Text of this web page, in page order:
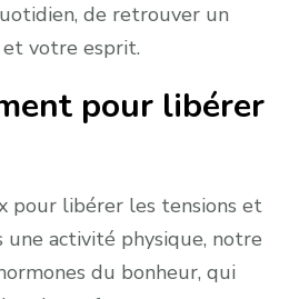
de retrouver un
votre esprit.
pour libérer
pour libérer les tensions et
une activité physique, notre
du bonheur, qui